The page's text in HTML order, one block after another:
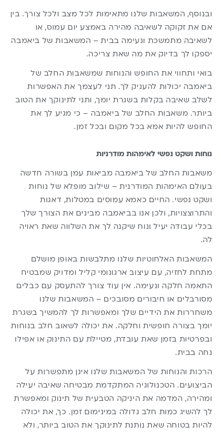
ובנוסף, המשאבות שלנו מתאימות לכל מצב ולכל צורך. בין
אם את זקוקה לשאיבה מהירה באמצע יום עמוס, או
לשאיבה מתמשכת ונעימה בבית – המשאבות של ביאמבה
יספקו לך בדיוק את מה שאת צריכה.
בואי ותחווי את החופש והנוחות שמשאבות החלב של
ביאמבה יכולות להעניק לך. תני לעצמך את האפשרות
לשלב שאיבה בקלות בשגרת יומך, ותני לתינוקך את הטוב
ביותר. משאבות החלב של ביאמבה – כי מגיע לך את
החופש להיות אמא בכל מקום ובכל זמן.
נוחות ושקט נפשי לאימהות מודרניות
משאבות החלב של ביאמבה מביאות עמן בשורה חדשה
בעולם האימהות המודרנית – שילוב מופלא של נוחות
ושקט נפשי. החיים כאמא עמוסים במטלות, דאגות
והתרוצצויות, ולכן אנו בביאמבה מבינים את הצורך שלך
בכלי עבודה יעיל ונוח שיקנה לך את השלווה שאת ראויה
לה.
המשאבות האלחוטיות שלנו מתלבשות באופן מושלם
מתחת לחזיה, עם עיצוב ארגונומי קליל ומדויק שמבטיח
התאמה חלקה ונעימה. אין עוד צורך להתעסק עם כבלים
מסורבלים או חיבורים מסובכים – המשאבות שלנו
משחררות את הידיים שלך ומאפשרות לך להמשיך בשגרת
יומך בצורה חופשית וחלקה. את יכולה לשאוב חלב בנוחות
ובפרטיות בזמן שאת עובדת, מטיילת עם התינוק או אפילו
נחה בבית.
הרכות והנוחות של המשאבות שלנו אינן מתפשרות על
הביצועים. הטכנולוגיה המתקדמת מבטיחה שאיבה יעילה
ומהירה, המדמה את היניקה הטבעית של תינוק ומאפשרת
לך להשיג כמות חלב גדולה במינימום זמן. כך, את יכולה
להיות בטוחה שאת נותנת לתינוקך את הטוב ביותר, ולא